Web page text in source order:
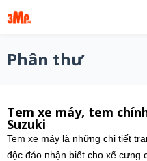
Phân thư
Tem xe máy, tem
Suzuki
Tem xe máy là những chi tiết
độc đáo nhận biết cho xế cưng